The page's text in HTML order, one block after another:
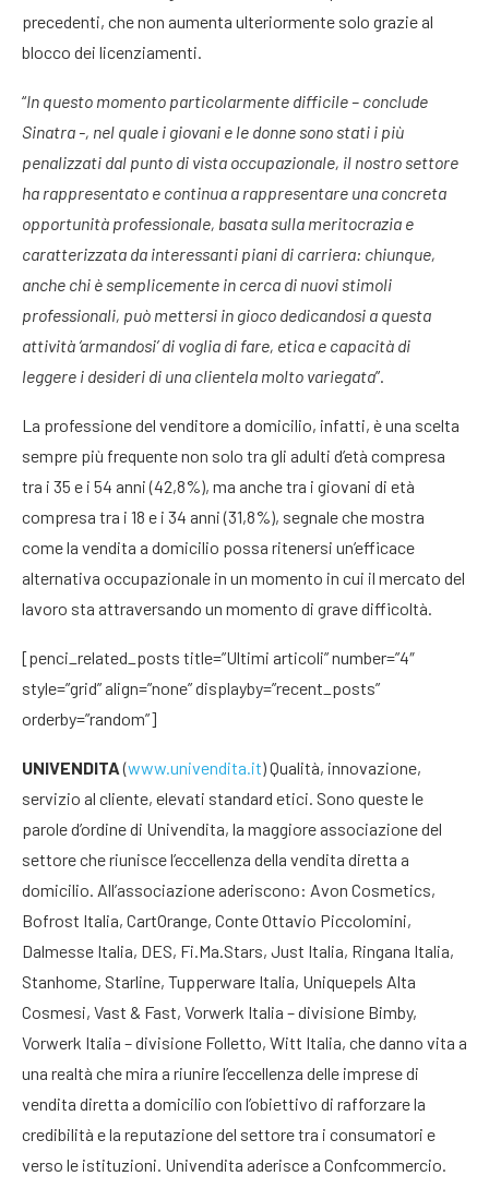
precedenti, che non aumenta ulteriormente solo grazie al
blocco dei licenziamenti.
“In questo momento particolarmente difficile – conclude
Sinatra -, nel quale i giovani e le donne sono stati i più
penalizzati dal punto di vista occupazionale, il nostro settore
ha rappresentato e continua a rappresentare una concreta
opportunità professionale, basata sulla meritocrazia e
caratterizzata da interessanti piani di carriera: chiunque,
anche chi è semplicemente in cerca di nuovi stimoli
professionali, può mettersi in gioco dedicandosi a questa
attività ‘armandosi’ di voglia di fare, etica e capacità di
leggere i desideri di una clientela molto variegata”.
La professione del venditore a domicilio, infatti, è una scelta
sempre più frequente non solo tra gli adulti d’età compresa
tra i 35 e i 54 anni (42,8%), ma anche tra i giovani di età
compresa tra i 18 e i 34 anni (31,8%), segnale che mostra
come la vendita a domicilio possa ritenersi un’efficace
alternativa occupazionale in un momento in cui il mercato del
lavoro sta attraversando un momento di grave difficoltà.
[penci_related_posts title=”Ultimi articoli” number=”4″
style=”grid” align=”none” displayby=”recent_posts”
orderby=”random”]
UNIVENDITA(www.univendita.it) Qualità, innovazione,
servizio al cliente, elevati standard etici. Sono queste le
parole d’ordine di Univendita, la maggiore associazione del
settore che riunisce l’eccellenza della vendita diretta a
domicilio. All’associazione aderiscono: Avon Cosmetics,
Bofrost Italia, CartOrange, Conte Ottavio Piccolomini,
Dalmesse Italia, DES, Fi.Ma.Stars, Just Italia, Ringana Italia,
Stanhome, Starline, Tupperware Italia, Uniquepels Alta
Cosmesi, Vast & Fast, Vorwerk Italia – divisione Bimby,
Vorwerk Italia – divisione Folletto, Witt Italia, che danno vita a
una realtà che mira a riunire l’eccellenza delle imprese di
vendita diretta a domicilio con l’obiettivo di rafforzare la
credibilità e la reputazione del settore tra i consumatori e
verso le istituzioni. Univendita aderisce a Confcommercio.